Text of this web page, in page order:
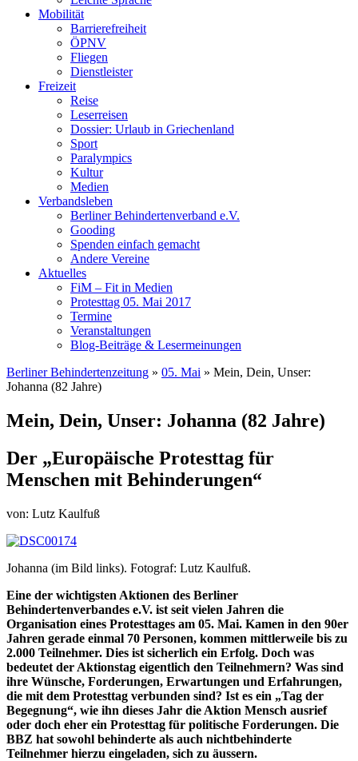
Mobilität
Barrierefreiheit
ÖPNV
Fliegen
Dienstleister
Freizeit
Reise
Leserreisen
Dossier: Urlaub in Griechenland
Sport
Paralympics
Kultur
Medien
Verbandsleben
Berliner Behindertenverband e.V.
Gooding
Spenden einfach gemacht
Andere Vereine
Aktuelles
FiM – Fit in Medien
Protesttag 05. Mai 2017
Termine
Veranstaltungen
Blog-Beiträge & Lesermeinungen
Berliner Behindertenzeitung » 05. Mai » Mein, Dein, Unser:
Johanna (82 Jahre)
Mein, Dein, Unser: Johanna (82 Jahre)
Der „Europäische Protesttag für
Menschen mit Behinderungen“
von: Lutz Kaulfuß
Johanna (im Bild links). Fotograf: Lutz Kaulfuß.
Eine der wichtigsten Aktionen des Berliner
Behindertenverbandes e.V. ist seit vielen Jahren die
Organisation eines Protesttages am 05. Mai. Kamen in den 90er
Jahren gerade einmal 70 Personen, kommen mittlerweile bis zu
2.000 Teilnehmer. Dies ist sicherlich ein Erfolg. Doch was
bedeutet der Aktionstag eigentlich den Teilnehmern? Was sind
ihre Wünsche, Forderungen, Erwartungen und Erfahrungen,
die mit dem Protesttag verbunden sind? Ist es ein „Tag der
Begegnung“, wie ihn dieses Jahr die Aktion Mensch ausrief
oder doch eher ein Protesttag für politische Forderungen. Die
BBZ hat sowohl behinderte als auch nichtbehinderte
Teilnehmer hierzu eingeladen, sich zu äussern.